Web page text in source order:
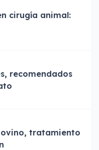
cirugía animal:
recomendados
tratamiento